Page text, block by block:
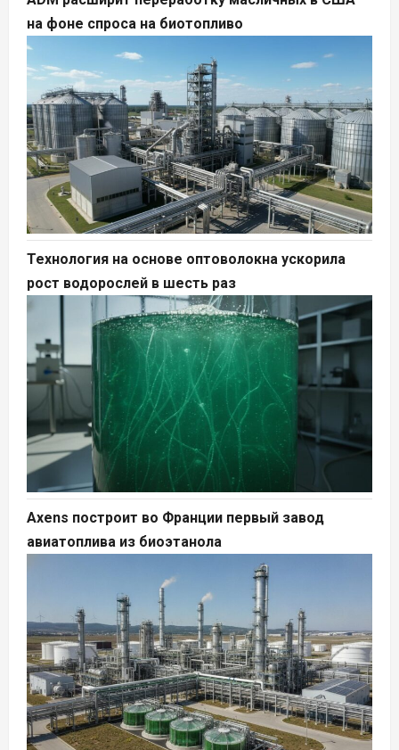
на фоне спроса на биотопливо
Технология на основе оптоволокна ускорила
рост водорослей в шесть раз
Axens построит во Франции первый завод
авиатоплива из биоэтанола